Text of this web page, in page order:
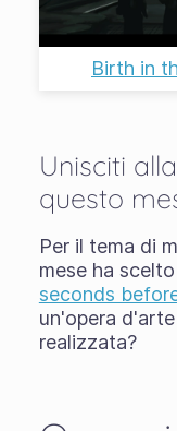
Birth in
Unisciti
questo
Per il tema di
mese ha scelto
seconds
un'opera
realizzata?